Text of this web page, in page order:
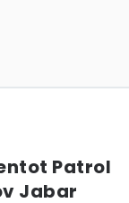
Patrol
Jabar